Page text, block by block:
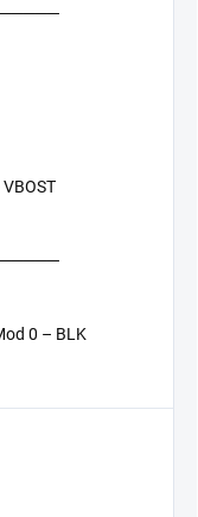
0 – BLK